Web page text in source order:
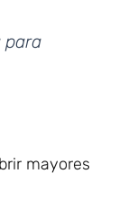
para
mayores